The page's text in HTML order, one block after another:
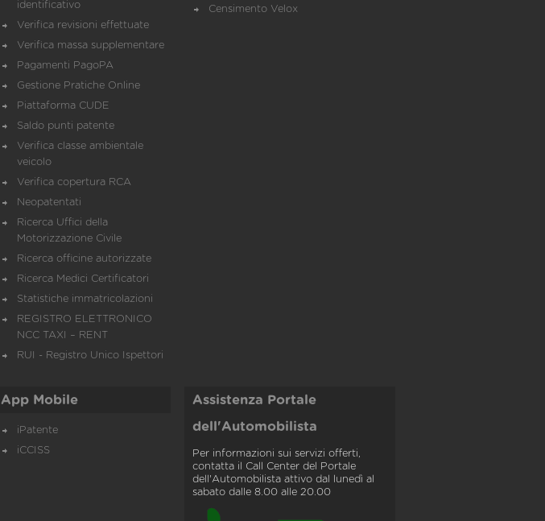
identificativo
Verifica revisioni effettuate
Verifica massa supplementare
Pagamenti PagoPA
Gestione Pratiche Online
Piattaforma CUDE
Saldo punti patente
Verifica classe ambientale
veicolo
Verifica copertura RCA
Neopatentati
Ricerca Uffici della
Motorizzazione Civile
Ricerca officine autorizzate
Ricerca Medici Certificatori
Statistiche immatricolazioni
REGISTRO ELETTRONICO
NCC TAXI – RENT
RUI - Registro Unico Ispettori
Censimento Velox
App Mobile
iPatente
iCCISS
Assistenza Portale
dell'Automobilista
Per informazioni sui servizi offerti,
contatta il Call Center del Portale
dell'Automobilista attivo dal lunedì al
sabato dalle 8.00 alle 20.00